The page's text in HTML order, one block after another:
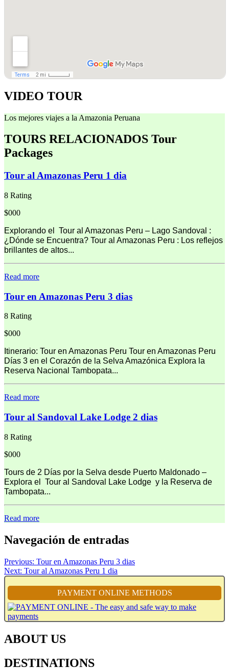
VIDEO TOUR
Los mejores viajes a la Amazonia Peruana
TOURS RELACIONADOS Tour
Packages
Tour al Amazonas Peru 1 dia
8 Rating
$000
Explorando el Tour al Amazonas Peru – Lago Sandoval :
¿Dónde se Encuentra? Tour al Amazonas Peru : Los reflejos
brillantes de altos...
Read more
Tour en Amazonas Peru 3 dias
8 Rating
$000
Itinerario: Tour en Amazonas Peru Tour en Amazonas Peru
Días 3 en el Corazón de la Selva Amazónica Explora la
Reserva Nacional Tambopata...
Read more
Tour al Sandoval Lake Lodge 2 dias
8 Rating
$000
Tours de 2 Días por la Selva desde Puerto Maldonado –
Explora el Tour al Sandoval Lake Lodge y la Reserva de
Tambopata...
Read more
Navegación de entradas
Previous: Tour en Amazonas Peru 3 dias
Next: Tour al Amazonas Peru 1 dia
PAYMENT ONLINE METHODS
ABOUT US
DESTINATIONS